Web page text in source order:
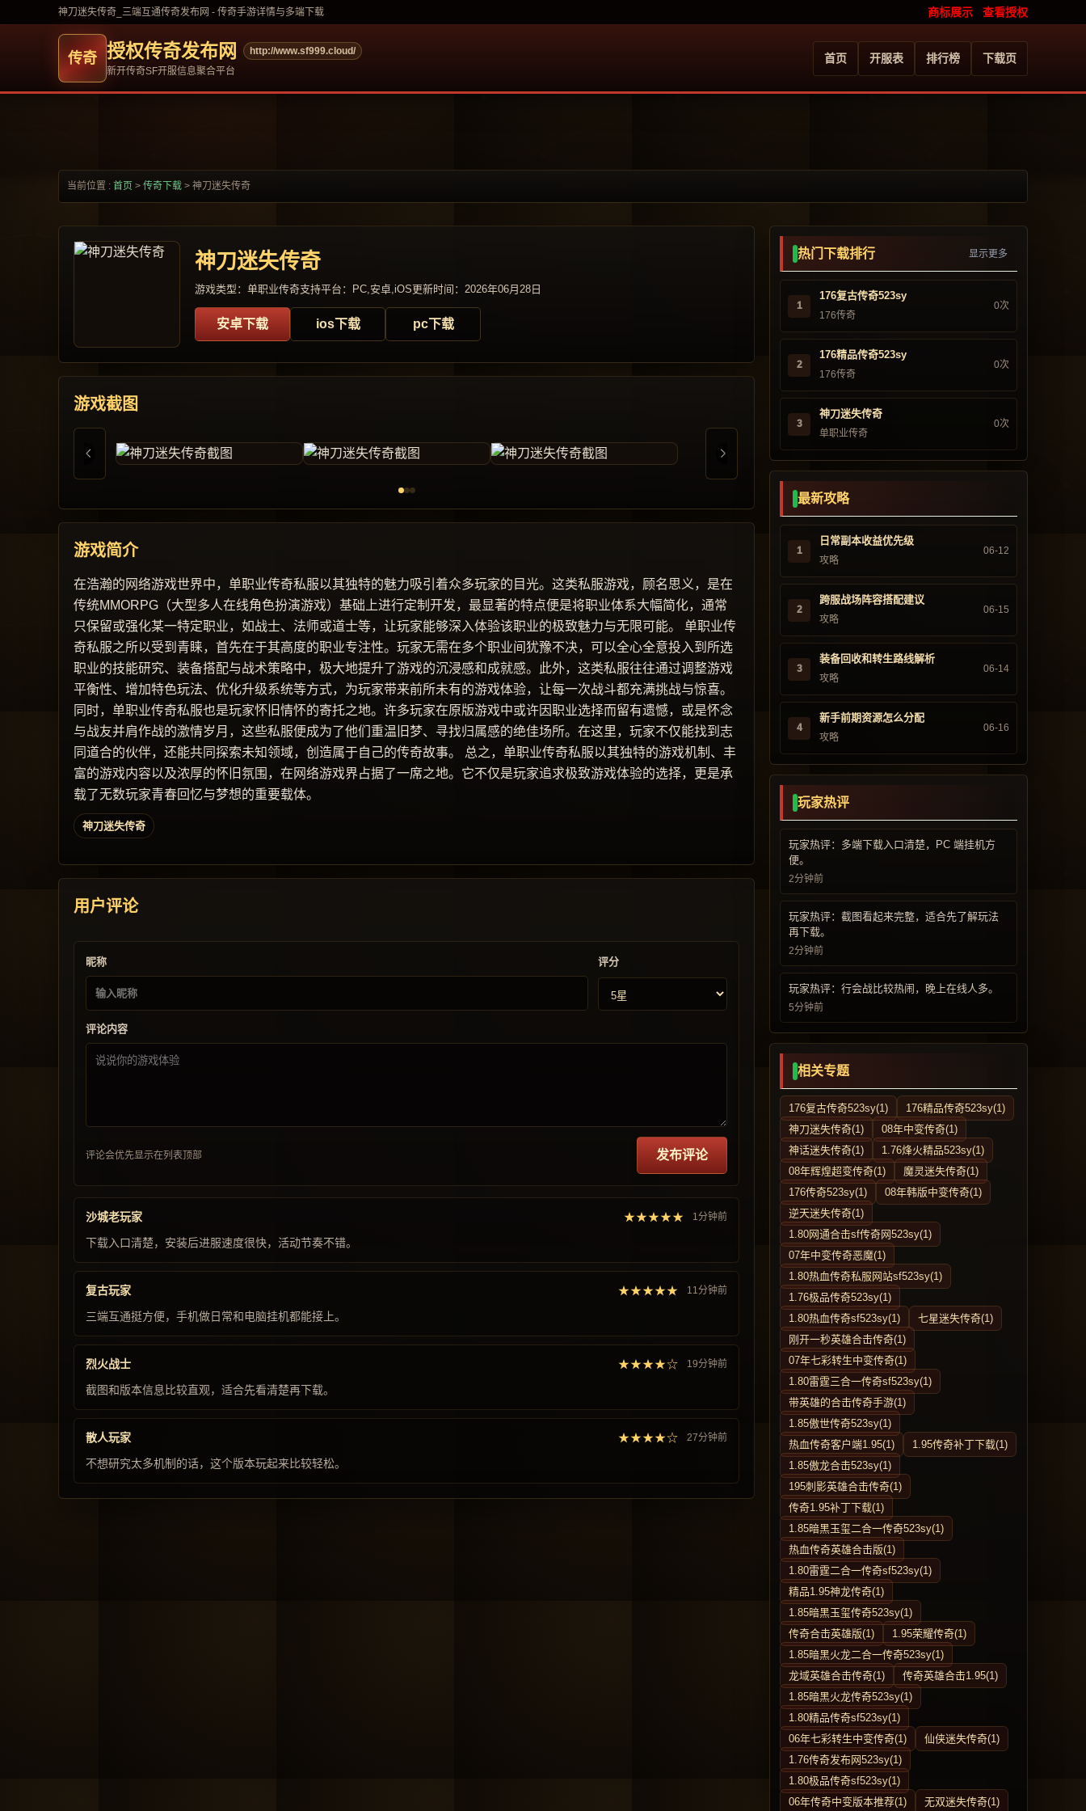
神刀迷失传奇_三端互通传奇发布网 - 传奇手游详情与多端下载 商标展示 查看授权
授权传奇发布网
http://www.sf999.cloud/
新开传奇SF开服信息聚合平台
首页 开服表 排行榜 下载页
当前位置 : 首页 > 传奇下载 > 神刀迷失传奇
神刀迷失传奇
游戏类型：单职业传奇支持平台：PC,安卓,iOS更新时间：2026年06月28日
安卓下载 ios下载 pc下载
游戏截图
游戏简介
在浩瀚的网络游戏世界中，单职业传奇私服以其独特的魅力吸引着众多玩家的目光。这类私服游戏，顾名思义，是在
传统MMORPG（大型多人在线角色扮演游戏）基础上进行定制开发，最显著的特点便是将职业体系大幅简化，通常
只保留或强化某一特定职业，如战士、法师或道士等，让玩家能够深入体验该职业的极致魅力与无限可能。 单职业传
奇私服之所以受到青睐，首先在于其高度的职业专注性。玩家无需在多个职业间犹豫不决，可以全心全意投入到所选
职业的技能研究、装备搭配与战术策略中，极大地提升了游戏的沉浸感和成就感。此外，这类私服往往通过调整游戏
平衡性、增加特色玩法、优化升级系统等方式，为玩家带来前所未有的游戏体验，让每一次战斗都充满挑战与惊喜。
同时，单职业传奇私服也是玩家怀旧情怀的寄托之地。许多玩家在原版游戏中或许因职业选择而留有遗憾，或是怀念
与战友并肩作战的激情岁月，这些私服便成为了他们重温旧梦、寻找归属感的绝佳场所。在这里，玩家不仅能找到志
同道合的伙伴，还能共同探索未知领域，创造属于自己的传奇故事。 总之，单职业传奇私服以其独特的游戏机制、丰
富的游戏内容以及浓厚的怀旧氛围，在网络游戏界占据了一席之地。它不仅是玩家追求极致游戏体验的选择，更是承
载了无数玩家青春回忆与梦想的重要载体。
神刀迷失传奇
用户评论
昵称 评分
评论内容
评论会优先显示在列表顶部 发布评论
沙城老玩家 ★★★★★ 1分钟前
下载入口清楚，安装后进服速度很快，活动节奏不错。
复古玩家 ★★★★★ 11分钟前
三端互通挺方便，手机做日常和电脑挂机都能接上。
烈火战士 ★★★★☆ 19分钟前
截图和版本信息比较直观，适合先看清楚再下载。
散人玩家 ★★★★☆ 27分钟前
不想研究太多机制的话，这个版本玩起来比较轻松。
热门下载排行 显示更多
1
176复古传奇523sy
176传奇
0次
2
176精品传奇523sy
176传奇
0次
3
神刀迷失传奇
单职业传奇
0次
最新攻略
1
日常副本收益优先级
攻略
06-12
2
跨服战场阵容搭配建议
攻略
06-15
3
装备回收和转生路线解析
攻略
06-14
4
新手前期资源怎么分配
攻略
06-16
玩家热评
玩家热评：多端下载入口清楚，PC 端挂机方
便。
2分钟前
玩家热评：截图看起来完整，适合先了解玩法
再下载。
2分钟前
玩家热评：行会战比较热闹，晚上在线人多。
5分钟前
相关专题
176复古传奇523sy(1)
176精品传奇523sy(1)
神刀迷失传奇(1)
08年中变传奇(1)
神话迷失传奇(1)
1.76烽火精品523sy(1)
08年辉煌超变传奇(1)
魔灵迷失传奇(1)
176传奇523sy(1)
08年韩版中变传奇(1)
逆天迷失传奇(1)
1.80网通合击sf传奇网523sy(1)
07年中变传奇恶魔(1)
1.80热血传奇私服网站sf523sy(1)
1.76极品传奇523sy(1)
1.80热血传奇sf523sy(1)
七星迷失传奇(1)
刚开一秒英雄合击传奇(1)
07年七彩转生中变传奇(1)
1.80雷霆三合一传奇sf523sy(1)
带英雄的合击传奇手游(1)
1.85傲世传奇523sy(1)
热血传奇客户端1.95(1)
1.95传奇补丁下载(1)
1.85傲龙合击523sy(1)
195刺影英雄合击传奇(1)
传奇1.95补丁下载(1)
1.85暗黑玉玺二合一传奇523sy(1)
热血传奇英雄合击版(1)
1.80雷霆二合一传奇sf523sy(1)
精品1.95神龙传奇(1)
1.85暗黑玉玺传奇523sy(1)
传奇合击英雄版(1)
1.95荣耀传奇(1)
1.85暗黑火龙二合一传奇523sy(1)
龙域英雄合击传奇(1)
传奇英雄合击1.95(1)
1.85暗黑火龙传奇523sy(1)
1.80精品传奇sf523sy(1)
06年七彩转生中变传奇(1)
仙侠迷失传奇(1)
1.76传奇发布网523sy(1)
1.80极品传奇sf523sy(1)
06年传奇中变版本推荐(1)
无双迷失传奇(1)